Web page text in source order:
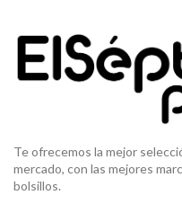
Te ofrecemos la mejor
mercado, con las mejores
bolsillos.